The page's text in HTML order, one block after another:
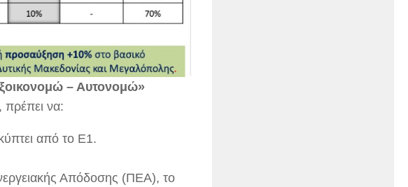
– Αυτονομώ»
πρέπει να:
από το Ε1.
Απόδοσης (ΠΕΑ), το